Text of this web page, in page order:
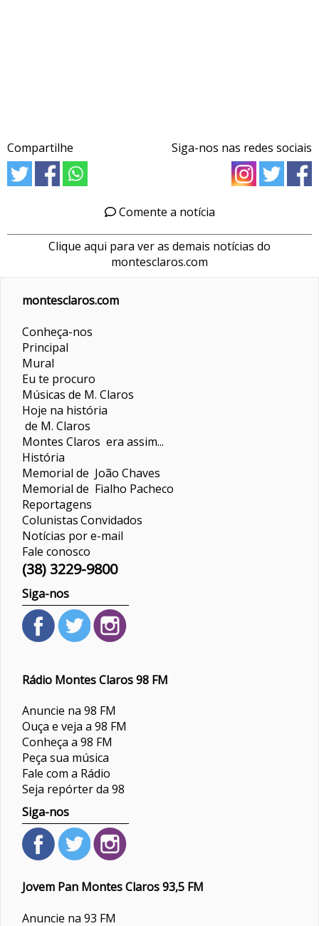
Compartilhe Siga-nos nas redes sociais
Comente a notícia
Clique aqui para ver as demais notícias do
montesclaros.com
montesclaros.com
Conheça-nos
Principal
Mural
Eu te procuro
Músicas de M. Claros
Hoje na história
de M. Claros
Montes Claros era assim...
História
Memorial de João Chaves
Memorial de Fialho Pacheco
Reportagens
ColunistasConvidados
Notícias por e-mail
Fale conosco
(38) 3229-9800
Siga-nos
Rádio Montes Claros 98 FM
Anuncie na 98 FM
Ouça e veja a 98 FM
Conheça a 98 FM
Peça sua música
Fale com a Rádio
Seja repórter da 98
Siga-nos
Jovem Pan Montes Claros 93,5 FM
Anuncie na 93 FM